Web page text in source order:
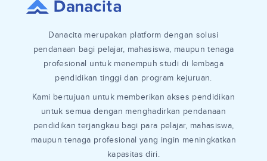
Danacita merupakan platform dengan solusi
pendanaan bagi pelajar, mahasiswa, maupun tenaga
profesional untuk menempuh studi di lembaga
pendidikan tinggi dan program kejuruan.
Kami bertujuan untuk memberikan akses pendidikan
untuk semua dengan menghadirkan pendanaan
pendidikan terjangkau bagi para pelajar, mahasiswa,
maupun tenaga profesional yang ingin meningkatkan
kapasitas diri.